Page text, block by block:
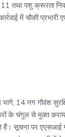
तथा पशु क्रूरता
में चौकी प्रभारी
14 नग गौवंश
के चंगुल से मुक्त
हैं। सूचना पर एएसआई